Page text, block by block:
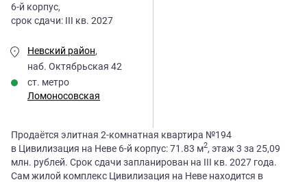
6-й корпус,
срок сдачи: III кв. 2027
Невский район,
наб. Октябрьская 42
ст. метро
Ломоносовская
Продаётся элитная 2-комнатная квартира №194
в Цивилизация на Неве 6-й корпус: 71.83 м2, этаж 3 за 25,09
млн. рублей. Срок сдачи запланирован на III кв. 2027 года.
Сам жилой комплекс Цивилизация на Неве находится в